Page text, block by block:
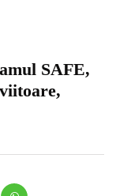
SAFE,